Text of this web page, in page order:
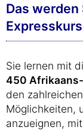
Das
Sie lernen mit
450
den
Möglichkeiten,
anzueignen,